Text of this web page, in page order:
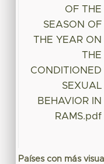
OF THE
SEASON OF
THE YEAR ON
THE
CONDITIONED
SEXUAL
BEHAVIOR IN
RAMS.pdf
Países con más